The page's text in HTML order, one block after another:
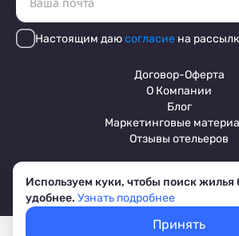
Настоящим даюсогласие на
Договор-Оферта
О Компании
Блог
Маркетинговые
Отзывы отельеров
© 2017-2026 ПриветТур™
Пользовательское
Обработка персональных
Условия бронирования
Используем куки, чтобы поиск
удобнее. Узнать подробнее
Принять